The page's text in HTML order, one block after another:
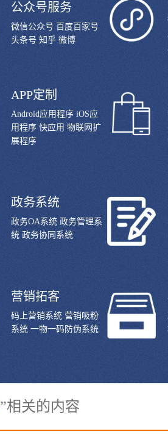
公众号服务
微信公众号 百度百家号
头条号 知乎 微博
APP定制
Android应用程序 iOS应
用程序 快应用 物联网扩
展程序
政务系统
政务OA系统 政务管理系
统 政务协同系统
营销拓客
码上营销系统 营销吸粉
系统 一物一码防伪系统
”相关的内容